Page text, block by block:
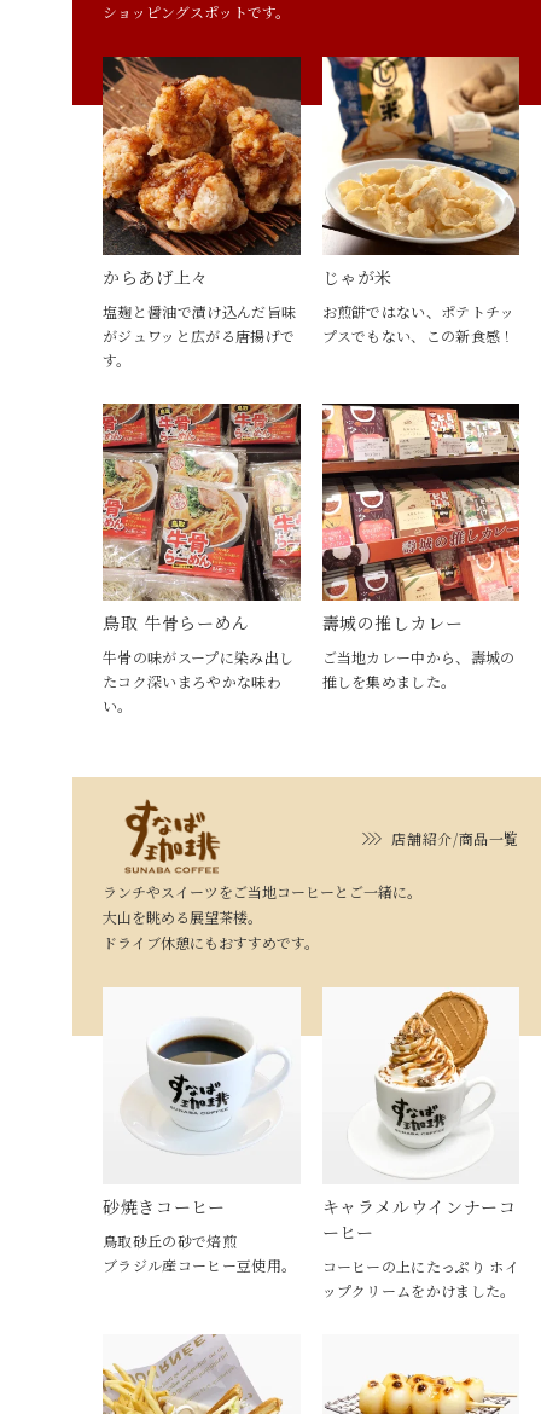
ショッピングスポットです。
からあげ上々
塩麹と醤油で漬け込んだ旨味
がジュワッと広がる唐揚げで
す。
じゃが米
お煎餅ではない、ポテトチッ
プスでもない、この新食感！
鳥取 牛骨らーめん
牛骨の味がスープに染み出し
たコク深いまろやかな味わ
い。
壽城の推しカレー
ご当地カレー中から、壽城の
推しを集めました。
ランチやスイーツをご当地コーヒーとご一緒に。
大山を眺める展望茶楼。
ドライブ休憩にもおすすめです。
店舗紹介/商品一覧
砂焼きコーヒー
鳥取砂丘の砂で焙煎
ブラジル産コーヒー豆使用。
キャラメルウインナーコ
ーヒー
コーヒーの上にたっぷり ホイ
ップクリームをかけました。